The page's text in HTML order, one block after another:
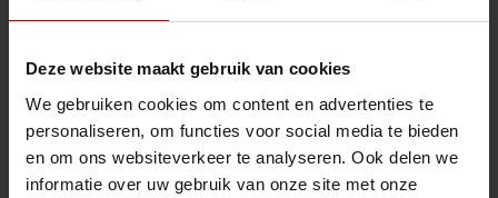
Deze website maakt gebruik van cookies
We gebruiken cookies om content en advertenties te
personaliseren, om functies voor social media te bieden
en om ons websiteverkeer te analyseren. Ook delen we
informatie over uw gebruik van onze site met onze
gegevens naar
te verzenden
over het apparaat
en het gedrag van
de bezoeker.